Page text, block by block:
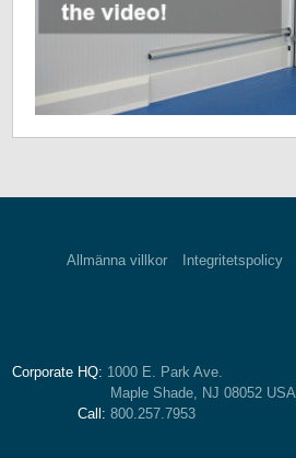
Allmänna villkor
Integritetspolicy
Corporate HQ: 1000 E. Park Ave.
Maple Shade, NJ 08052 USA
Call: 800.257.7953